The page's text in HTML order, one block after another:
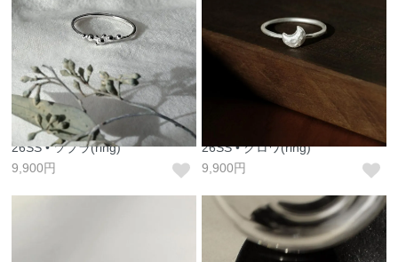
26SS • ツブラ(ring)
9,900円
26SS • クロワ(ring)
9,900円